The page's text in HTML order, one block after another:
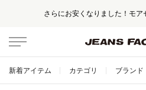
さらにお安くなりました！モア
新着アイテム カテゴリ ブランド